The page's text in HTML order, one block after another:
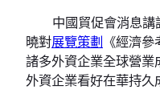
中國貿促會消息
曉對展覽策劃 《經濟
諸多外資企業全球營
外資企業看好在華持久